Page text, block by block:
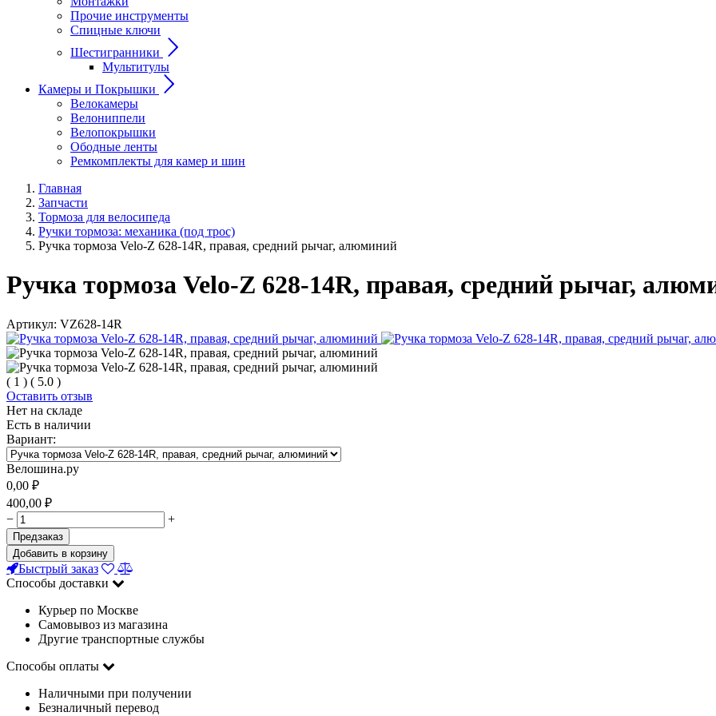
Прочие инструменты
Спицные ключи
Шестигранники
Мультитулы
Камеры и Покрышки
Велокамеры
Велониппели
Велопокрышки
Ободные ленты
Ремкомплекты для камер и шин
Главная
Запчасти
Тормоза для велосипеда
Ручки тормоза: механика (под трос)
Ручка тормоза Velo-Z 628-14R, правая, средний рычаг, алюминий
Ручка тормоза Velo-Z 628-14R, правая, средний рычаг,
Артикул: VZ628-14R
( 1 ) ( 5.0 )
Оставить отзыв
Нет на складе
Есть в наличии
Вариант:
Велошина.ру
0,00 ₽
400,00 ₽
−
+
Предзаказ
Добавить в корзину
Быстрый заказ
Способы доставки
Курьер по Москве
Самовывоз из магазина
Другие транспортные службы
Способы оплаты
Наличными при получении
Безналичный перевод